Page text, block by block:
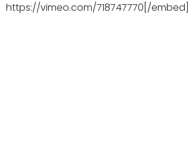
https://vimeo.com/718747770[/embed]